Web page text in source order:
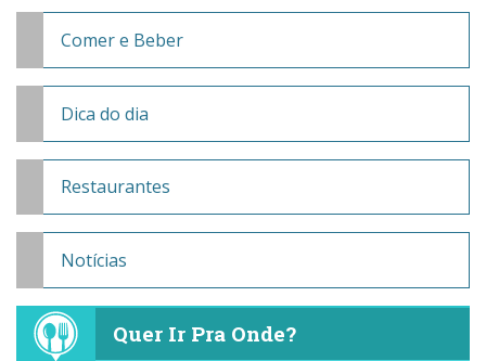
Comer e Beber
Dica do dia
Restaurantes
Notícias
Quer Ir Pra Onde?